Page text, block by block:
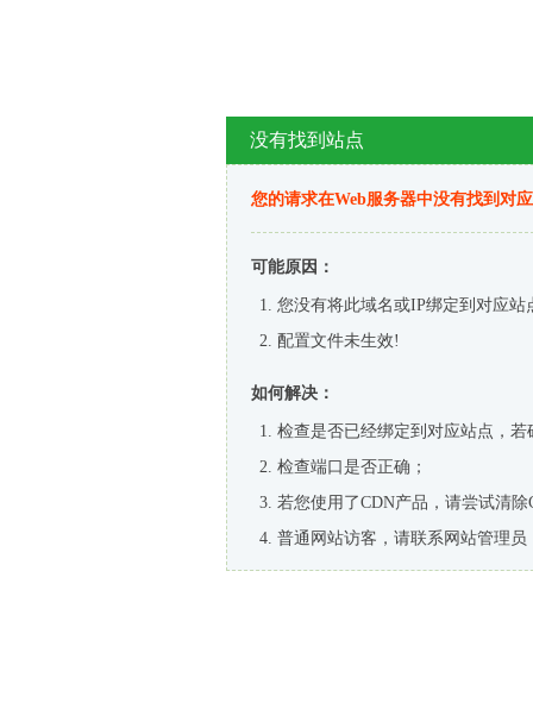
没有找到站点
您的请求在Web服务器中没有找到对
可能原因：
您没有将此域名或IP绑定到对应站
配置文件未生效!
如何解决：
检查是否已经绑定到对应站点，
检查端口是否正确；
若您使用了CDN产品，请尝试清除
普通网站访客，请联系网站管理员